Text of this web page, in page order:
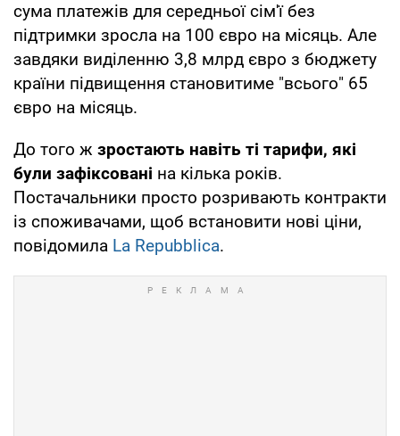
сума платежів для середньої сім'ї без
підтримки зросла на 100 євро на місяць. Але
завдяки виділенню 3,8 млрд євро з бюджету
країни підвищення становитиме "всього" 65
євро на місяць.
До того ж зростають навіть ті тарифи, які
були зафіксовані на кілька років.
Постачальники просто розривають контракти
із споживачами, щоб встановити нові ціни,
повідомила La Repubblica.